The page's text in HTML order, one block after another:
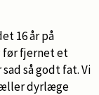
16 år på
før fjernet et
så godt fat. Vi
dyrlæge